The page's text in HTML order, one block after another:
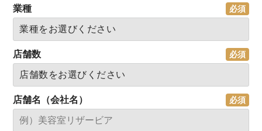
業種
店舗数
店舗名（会社名）